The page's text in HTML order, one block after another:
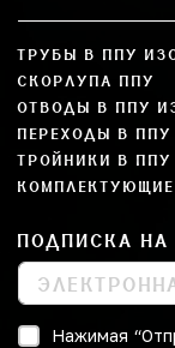
ТРУБЫ В ППУ
СКОРЛУПА ППУ
ОТВОДЫ В ППУ
ПЕРЕХОДЫ В
ТРОЙНИКИ В
ПОДПИСКА НА
Нажимая